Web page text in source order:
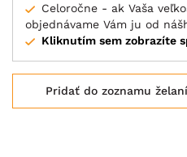
Celoročne - ak Vaša
objednávame Vám ju od
Kliknutím sem zobrazíte
Pridať do zoznamu želaní